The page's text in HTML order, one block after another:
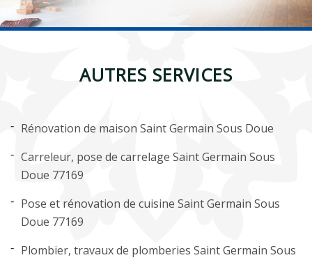
AUTRES SERVICES
Rénovation de maison Saint Germain Sous Doue
Carreleur, pose de carrelage Saint Germain Sous
Doue 77169
Pose et rénovation de cuisine Saint Germain Sous
Doue 77169
Plombier, travaux de plomberies Saint Germain Sous